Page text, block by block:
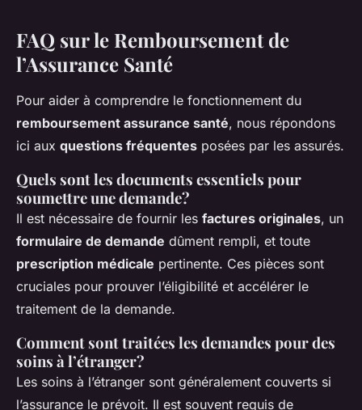
FAQ sur le Remboursement de
l’Assurance Santé
Pour aider à comprendre le fonctionnement du
remboursement assurance santé, nous répondons
ici aux questions fréquentes posées par les assurés.
Quels sont les documents essentiels pour
soumettre une demande?
Il est nécessaire de fournir les factures originales, un
formulaire de demande dûment rempli, et toute
prescription médicale pertinente. Ces pièces sont
cruciales pour prouver l’éligibilité et accélérer le
traitement de la demande.
Comment sont traitées les demandes pour des
soins à l’étranger?
Les soins à l’étranger sont généralement couverts si
l’assurance le prévoit. Il est souvent requis de